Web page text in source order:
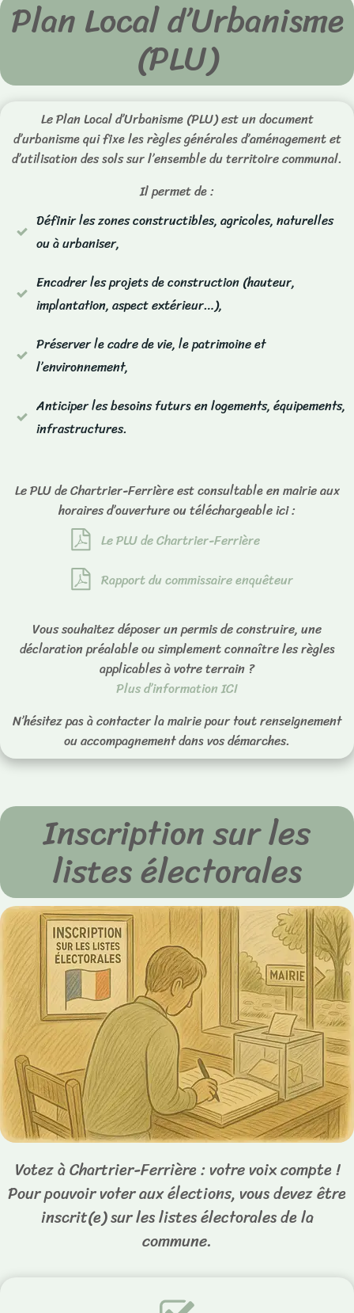
Plan Local d’Urbanisme
(PLU)
Le Plan Local d’Urbanisme (PLU) est un document
d’urbanisme qui fixe les règles générales d’aménagement et
d’utilisation des sols sur l’ensemble du territoire communal.
Il permet de :
Définir les zones constructibles, agricoles, naturelles
ou à urbaniser,
Encadrer les projets de construction (hauteur,
implantation, aspect extérieur…),
Préserver le cadre de vie, le patrimoine et
l’environnement,
Anticiper les besoins futurs en logements, équipements,
infrastructures.
Le PLU de Chartrier-Ferrière est consultable en mairie aux
horaires d’ouverture ou téléchargeable ici :
Le PLU de Chartrier-Ferrière
Rapport du commissaire enquêteur
Vous souhaitez déposer un permis de construire, une
déclaration préalable ou simplement connaître les règles
applicables à votre terrain ?
Plus d’information ICI
N’hésitez pas à contacter la mairie pour tout renseignement
ou accompagnement dans vos démarches.
Inscription sur les
listes électorales
Votez à Chartrier-Ferrière : votre voix compte !
Pour pouvoir voter aux élections, vous devez être
inscrit(e) sur les listes électorales de la
commune.